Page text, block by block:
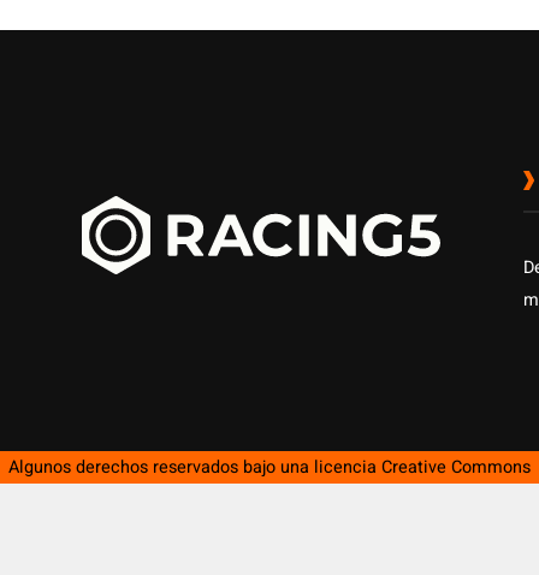
Algunos derechos reservados bajo una licencia Creative Commons